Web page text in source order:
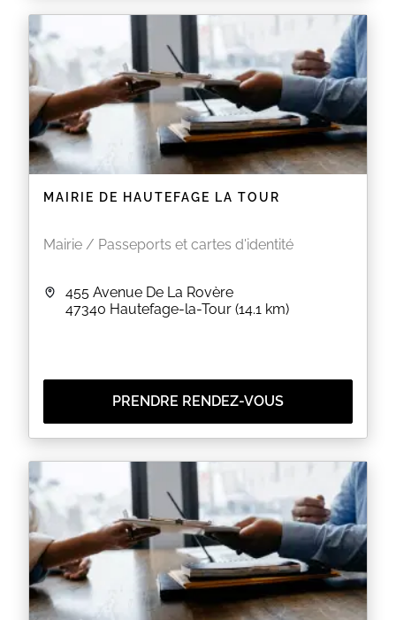
La Mairie met à votre disposition un photomaton
pour pouvoir faire vos photos sur place.
Les retraits se font sans rendez-vous sur les
horaires d'ouverture.
EN SAVOIR PLUS
MAIRIE DE HAUTEFAGE LA TOUR
Mairie / Passeports et cartes d'identité
455 Avenue De La Rovère
47340 Hautefage-la-Tour (14.1 km)
PRENDRE RENDEZ-VOUS